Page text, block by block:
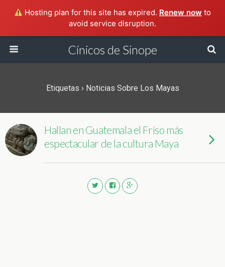
Hosting plan for this site has expired. Renew now to
avoid service disruption.
Cínicos de Sinope
Etiquetas › Noticias Sobre Los Mayas
Hallan en Guatemala el Friso más
espectacular de la cultura Maya